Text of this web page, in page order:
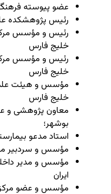
عضو پیوسته
رئیس پژوهشکده
رئیس و مؤسس
خلیج فارس
رئیس و مؤسس
خلیج فارس
مؤسس و هیئت
خلیج فارس
معاون پژوهشی و
بوشهر؛
استاد مدعو
مؤسس و سردبیر
مؤسس و مدیر
ایران